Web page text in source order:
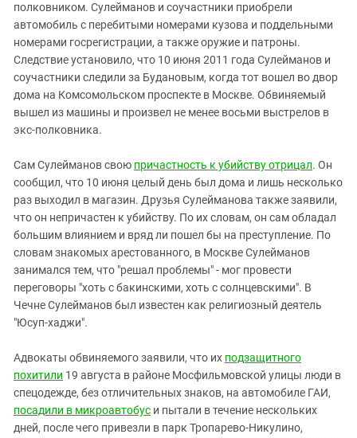
полковником. Сулейманов и соучастники приобрели
автомобиль с перебитыми номерами кузова и поддельными
номерами госрегистрации, а также оружие и патроны.
Следствие установило, что 10 июня 2011 года Сулейманов и
соучастники следили за Будановым, когда тот вошел во двор
дома на Комсомольском проспекте в Москве. Обвиняемый
вышел из машины и произвел не менее восьми выстрелов в
экс-полковника.
Сам Сулейманов свою причастность к убийству отрицал. Он
сообщил, что 10 июня целый день был дома и лишь несколько
раз выходил в магазин. Друзья Сулейманова также заявили,
что он непричастен к убийству. По их словам, он сам обладал
большим влиянием и вряд ли пошел бы на преступление. По
словам знакомых арестованного, в Москве Сулейманов
занимался тем, что "решал проблемы" - мог провести
переговоры "хоть с бакинскими, хоть с солнцевскими". В
Чечне Сулейманов был известен как религиозный деятель
"Юсуп-хаджи".
Адвокаты обвиняемого заявили, что их подзащитного
похитили 19 августа в районе Мосфильмовской улицы люди в
спецодежде, без отличительных знаков, на автомобиле ГАИ,
посадили в микроавтобус и пытали в течение нескольких
дней, после чего привезли в парк Тропарево-Никулино,